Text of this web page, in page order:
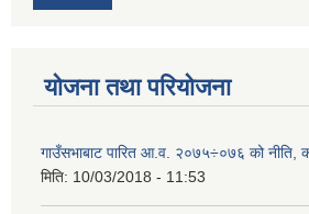
योजना तथा परियोजना
गाउँसभाबाट पारित आ.व. २०७५÷०७६ को नीति,
मिति: 10/03/2018 - 11:53